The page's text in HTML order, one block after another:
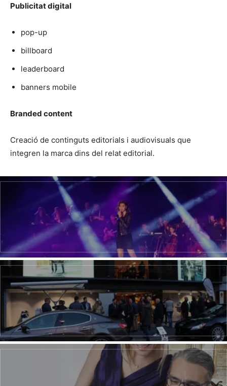
Publicitat digital
pop-up
billboard
leaderboard
banners mobile
Branded content
Creació de continguts editorials i audiovisuals que
integren la marca dins del relat editorial.